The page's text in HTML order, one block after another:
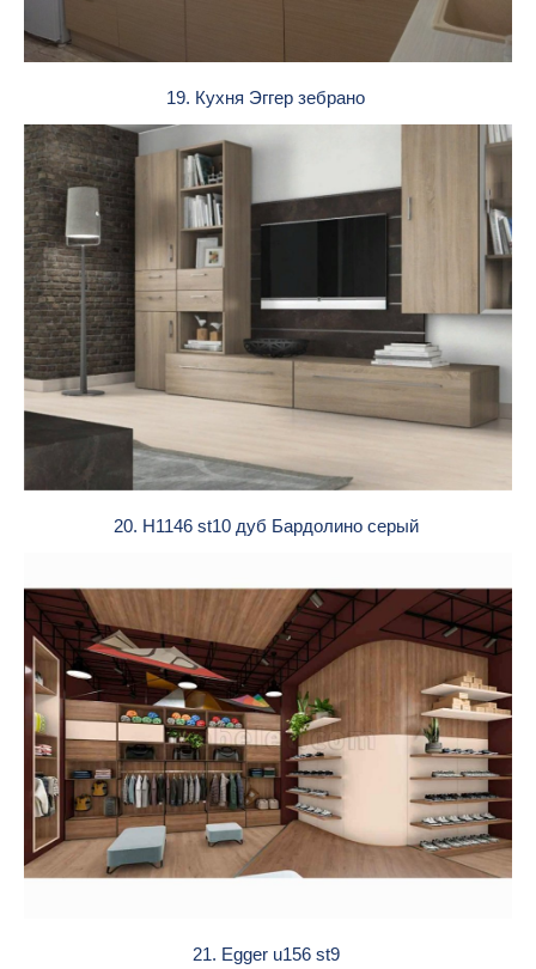
19. Кухня Эггер зебрано
20. H1146 st10 дуб Бардолино серый
21. Egger u156 st9